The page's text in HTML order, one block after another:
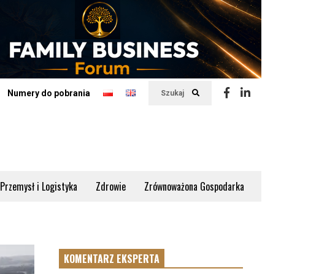
Szukaj
Numery do pobrania
Przemysł i Logistyka Zdrowie Zrównoważona Gospodarka
KOMENTARZ EKSPERTA